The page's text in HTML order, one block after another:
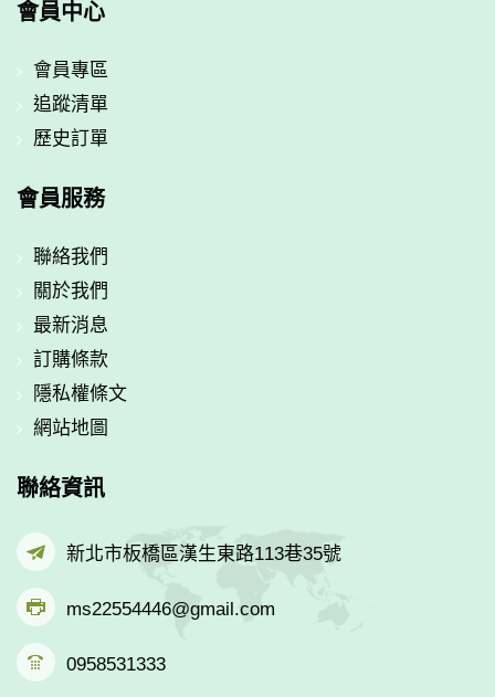
會員中心
會員專區
追蹤清單
歷史訂單
會員服務
聯絡我們
關於我們
最新消息
訂購條款
隱私權條文
網站地圖
聯絡資訊
新北市板橋區漢生東路113巷35號
ms22554446@gmail.com
0958531333